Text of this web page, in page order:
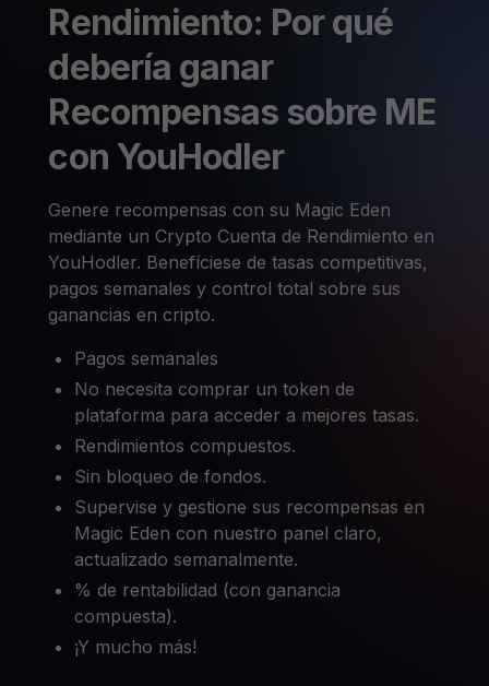
Rendimiento: Por qué
debería ganar
Recompensas sobre ME
con YouHodler
Genere recompensas con su Magic Eden
mediante un Crypto Cuenta de Rendimiento en
YouHodler. Benefíciese de tasas competitivas,
pagos semanales y control total sobre sus
ganancias en cripto.
Pagos semanales
No necesita comprar un token de
plataforma para acceder a mejores tasas.
Rendimientos compuestos.
Sin bloqueo de fondos.
Supervise y gestione sus recompensas en
Magic Eden con nuestro panel claro,
actualizado semanalmente.
% de rentabilidad (con ganancia
compuesta).
¡Y mucho más!